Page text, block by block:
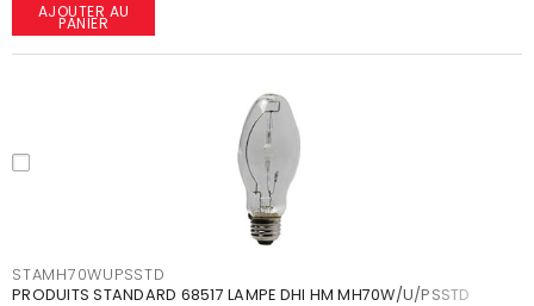
AJOUTER AU
PANIER
STAMH70WUPSSTD
PRODUITS STANDARD 68517 LAMPE DHI HM MH70W/U/PSSTD